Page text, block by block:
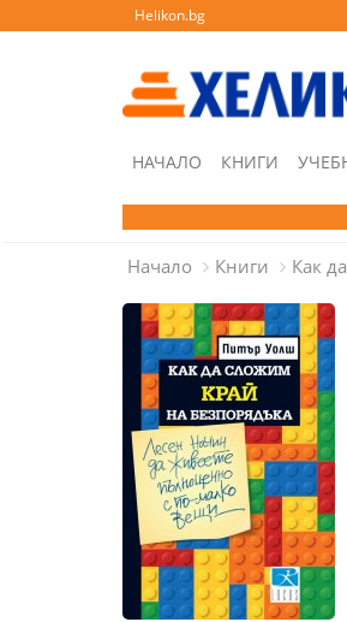
Helikon.bg
НАЧАЛО КНИГИ
Начало Книги Как